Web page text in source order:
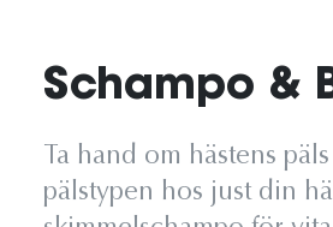
Schampo &
Ta hand om hästens
pälstypen hos just din